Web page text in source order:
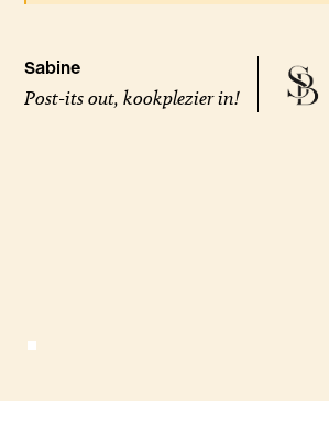
Sabine
Post-its out, kookplezier in!